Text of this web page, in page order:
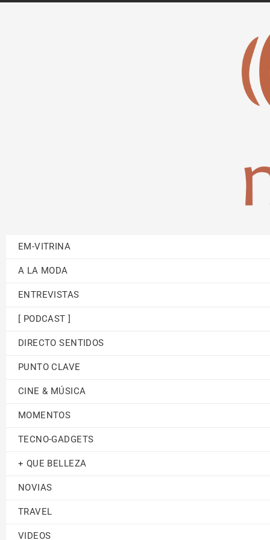
EM-VITRINA
A LA MODA
ENTREVISTAS
[ PODCAST ]
DIRECTO SENTIDOS
PUNTO CLAVE
CINE & MÚSICA
MOMENTOS
TECNO-GADGETS
+ QUE BELLEZA
NOVIAS
TRAVEL
VIDEOS